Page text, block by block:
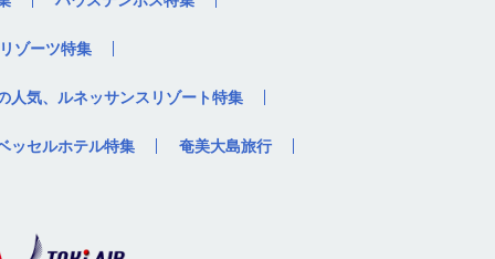
ゾーツ特集
人気、ルネッサンスリゾート特集
ッセルホテル特集 奄美大島旅行